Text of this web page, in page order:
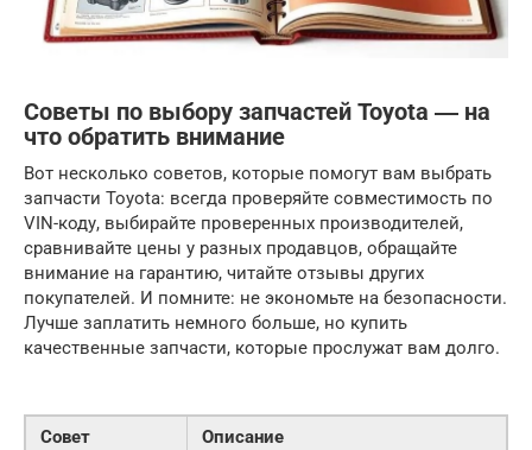
Советы по выбору запчастей Toyota ― на
что обратить внимание
Вот несколько советов, которые помогут вам выбрать
запчасти Toyota: всегда проверяйте совместимость по
VIN-коду, выбирайте проверенных производителей,
сравнивайте цены у разных продавцов, обращайте
внимание на гарантию, читайте отзывы других
покупателей. И помните: не экономьте на безопасности.
Лучше заплатить немного больше, но купить
качественные запчасти, которые прослужат вам долго.
Совет
Описание